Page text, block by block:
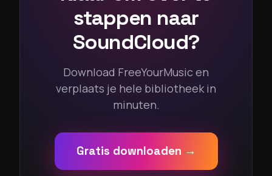
stappen naar
SoundCloud?
Download FreeYourMusic en
verplaats je hele bibliotheek in
minuten.
Gratis downloaden →